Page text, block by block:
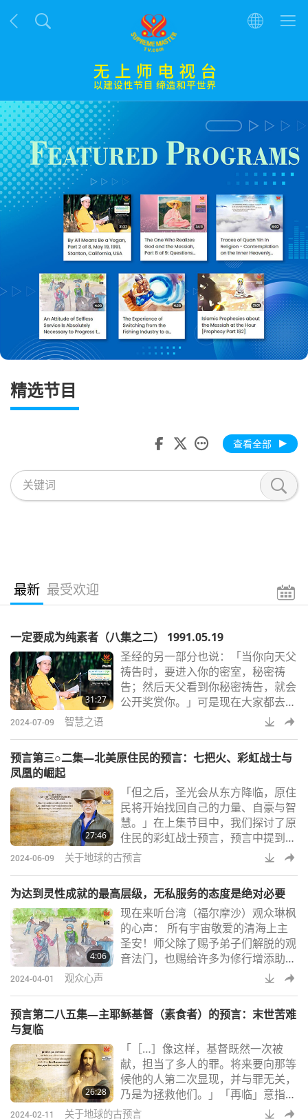
精选节目
查看全部
最新 最受欢迎
一定要成为纯素者（八集之二） 1991.05.19
31:27
圣经的另一部分也说：「当你向天父
祷告时，要进入你的密室，秘密祷
告；然后天父看到你秘密祷告，就会
公开奖赏你。」可是现在大家都去教
堂公开祷告，你如何秘密祷告呢？所
以很可能这不是正确的做法。是，这
要像异教徒一样大声祷告。对吗？
喧嚷，而要找一间秘室，暗自祈祷。
秘密就在这里。这是为什么我们上教
堂时，通常都花很多时间大声祷告—
每个人都听到，上帝除
2024-07-09 智慧之语
预言第三○二集—北美原住民的预言：七把火、彩虹战士与
凤凰的崛起
27:46
「但之后，圣光会从东方降临，原住
民将开始找回自己的力量、自豪与智
慧。」在上集节目中，我们探讨了原
住民的彩虹战士预言，预言中提到一
个「新民族」会出现在我们的星球
上，教导人类即将到来的「新世界」
现这些彩虹战士包括世界各地富有怜
悯心的活动家，他们呼吁结束我们对
动物朋友、地球母亲、未出生的孩子
以及对彼此的虐待行为。彩虹战士还
包括哪些人？让我们从《彩虹战士传
2024-06-09 关于地球的古预言
为达到灵性成就的最高层级，无私服务的态度是绝对必要
4:06
现在来听台湾（福尔摩沙）观众琳枫
的心声： 所有宇宙敬爱的清海上主
圣安！师父除了赐予弟子们解脱的观
音法门，也赐给许多为修行增添助力
的工作机会，如：各小中心、老家西
湖道场、新地道场的打扫活动。这些
因此很难招募到工作人员。但却有一
侍奉，献给大众干净的打禅处所。
这样内外都无我的虔诚修行态度，不
会被上帝忽略！二○二三年四月十
日，师父在天界举行
2024-04-01 观众心声
预言第二八五集—主耶稣基督（素食者）的预言：末世苦难
与复临
26:28
「［…］像这样，基督既然一次被
献，担当了多人的罪。将来要向那等
候他的人第二次显现，并与罪无关，
乃是为拯救他们。」「再临」意指主
耶稣基督（素食者）重返人间。这是
2024-02-11 关于地球的古预言